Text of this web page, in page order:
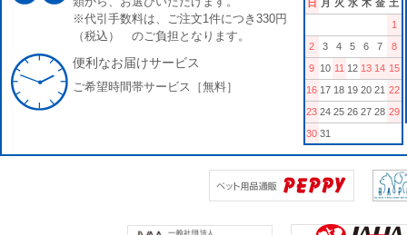
※代引手数料は、ご注文1件につき330円
（税込） のご負担となります。
便利なお届けサービス
ご希望時間帯サービス［無料］
日
月 火 水 木 金 土
1
2
3 4 5 6 7
8
9 10 11 12 13 14 15
16 17 18 19 20 21 22
23 24 25 26 27 28 29
30 31